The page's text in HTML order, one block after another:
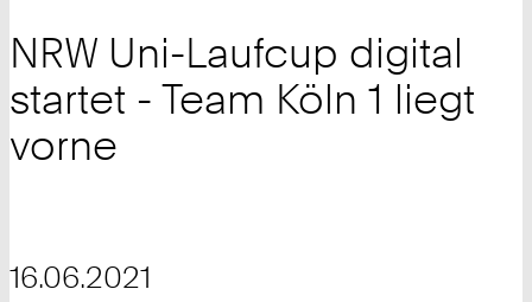
NRW Uni-Laufcup digital
startet - Team Köln 1 liegt
vorne
16.06.2021